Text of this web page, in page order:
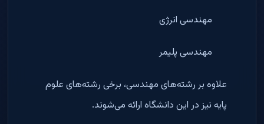
مهندسی انرژی
مهندسی پلیمر
علاوه بر رشته‌های مهندسی، برخی رشته‌های علوم
پایه نیز در این دانشگاه ارائه می‌شوند.